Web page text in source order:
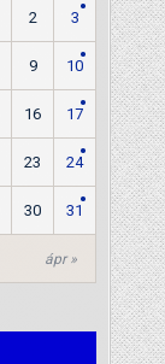
ápr »
2 3
9 10
16 17
23 24
30 31